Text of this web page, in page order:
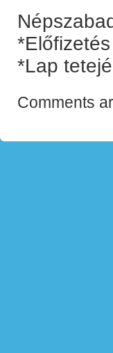
*Lap
Comments